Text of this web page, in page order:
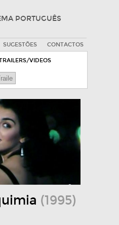
PORTUGUÊS
SUGESTÕES CONTACTOS
VIDEOS
(1995)